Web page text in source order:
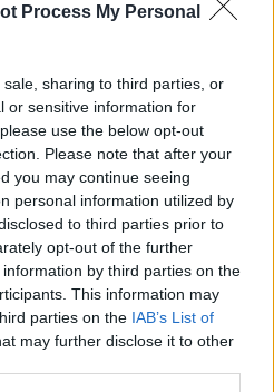
Process My Personal
sharing to third parties, or
or sensitive information for
use the below opt-out
Please note that after your
you may continue seeing
personal information utilized by
to third parties prior to
opt-out of the further
by third parties on the
This information may
parties on the IAB’s List of
may further disclose it to other
vi att ha ett släpp med förtur
för det stora biljettsläppet:
för säsongskortsinnehavare
för medlemmar i MoDo och
biljettsläpp